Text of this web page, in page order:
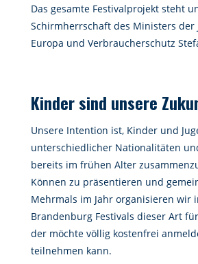
Das gesamte Festivalprojekt steht
Schirmherrschaft des Ministers der
Europa und Verbraucherschutz
Kinder sind unsere
Unsere Intention ist, Kinder und
unterschiedlicher Nationalitäten
bereits im frühen Alter
Können zu präsentieren und
Mehrmals im Jahr organisieren wir
Brandenburg Festivals dieser Art
der möchte völlig kostenfrei
teilnehmen kann.